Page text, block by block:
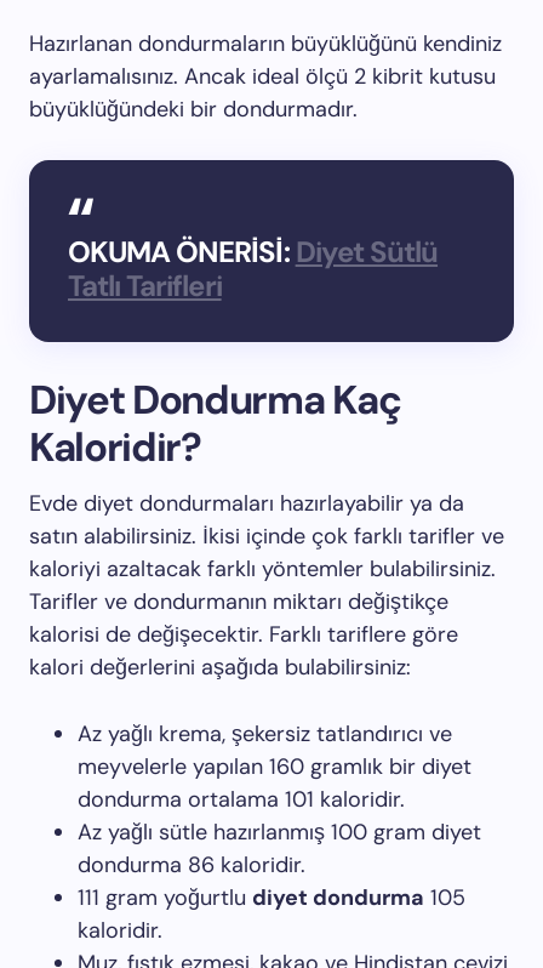
Hazırlanan dondurmaların büyüklüğünü kendiniz
ayarlamalısınız. Ancak ideal ölçü 2 kibrit kutusu
büyüklüğündeki bir dondurmadır.
OKUMA ÖNERİSİ: Diyet Sütlü
Tatlı Tarifleri
Diyet Dondurma Kaç
Kaloridir?
Evde diyet dondurmaları hazırlayabilir ya da
satın alabilirsiniz. İkisi içinde çok farklı tarifler ve
kaloriyi azaltacak farklı yöntemler bulabilirsiniz.
Tarifler ve dondurmanın miktarı değiştikçe
kalorisi de değişecektir. Farklı tariflere göre
kalori değerlerini aşağıda bulabilirsiniz:
Az yağlı krema, şekersiz tatlandırıcı ve
meyvelerle yapılan 160 gramlık bir diyet
dondurma ortalama 101 kaloridir.
Az yağlı sütle hazırlanmış 100 gram diyet
dondurma 86 kaloridir.
111 gram yoğurtlu diyet dondurma 105
kaloridir.